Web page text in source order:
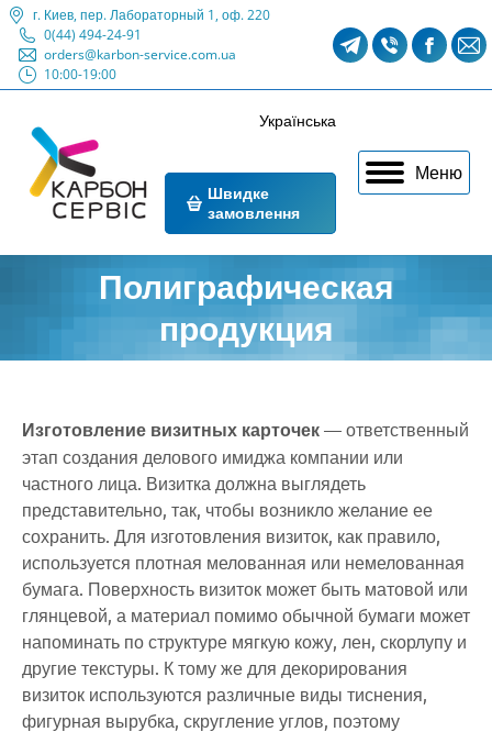
г. Киев, пер. Лабораторный 1, оф. 220
0(44) 494-24-91
orders@karbon-service.com.ua
10:00-19:00
Telegram
in
new
Viber
in
new
in
new
Меню
Українська
Швидке
замовлення
Полиграфическая
продукция
Изготовление визитных карточек — ответственный
этап создания делового имиджа компании или
частного лица. Визитка должна выглядеть
представительно, так, чтобы возникло желание ее
сохранить. Для изготовления визиток, как правило,
используется плотная мелованная или немелованная
бумага. Поверхность визиток может быть матовой или
глянцевой, а материал помимо обычной бумаги может
напоминать по структуре мягкую кожу, лен, скорлупу и
другие текстуры. К тому же для декорирования
визиток используются различные виды тиснения,
фигурная вырубка, скругление углов, поэтому